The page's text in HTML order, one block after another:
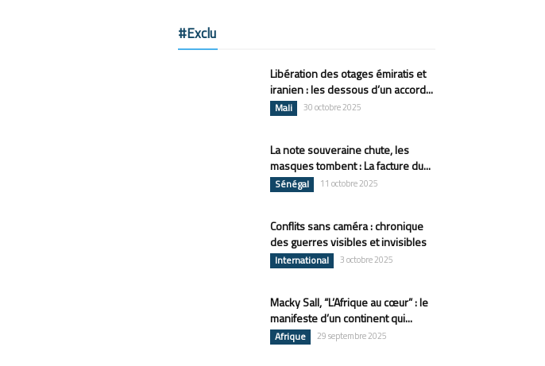
#Exclu
Libération des otages émiratis et
iranien : les dessous d’un accord...
Mali 30 octobre 2025
La note souveraine chute, les
masques tombent : La facture du...
Sénégal 11 octobre 2025
Conflits sans caméra : chronique
des guerres visibles et invisibles
International 3 octobre 2025
Macky Sall, “L’Afrique au cœur” : le
manifeste d’un continent qui...
Afrique 29 septembre 2025